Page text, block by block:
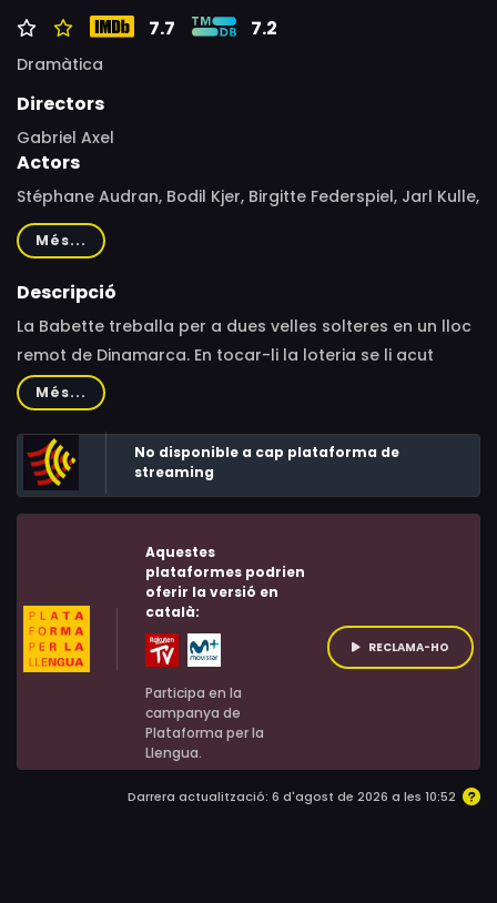
7.7 7.2
Dramàtica
Directors
Gabriel Axel
Actors
Stéphane Audran, Bodil Kjer, Birgitte Federspiel, Jarl Kulle,
Jean-Philippe Lafont, Bibi Andersson, Ghita Nørby, Asta
Esper Hagen Andersen, Thomas Antoni, Hanne
Stensgaard, Vibeke Hastrup, Gudmar Wivesson, Bendt
Lerdorff Rye, Cay Kristiansen, Axel Strøbye, Erik Petersen,
Ebbe Rode, Ebba With, Pouel Kern, Finn Nielsen, Holger
Perfort, Therese Højgaard Christensen, Lars Lohmann,
Tine Miehe-Renard, Tina Kiberg, Else Petersen
Més...
Descripció
La Babette treballa per a dues velles solteres en un lloc
remot de Dinamarca. En tocar-li la loteria se li acut
d’organitzar un gran àpat de cuina francesa; això
genera recels per les connotacions religioses que pugui
tenir un plaer com aquest.
Més...
No disponible a cap plataforma de
streaming
Aquestes
plataformes podrien
oferir la versió en
català:
Participa en la
campanya de
Plataforma per la
Llengua.
RECLAMA-HO
Darrera actualització: 6 d'agost de 2026 a les 10:52